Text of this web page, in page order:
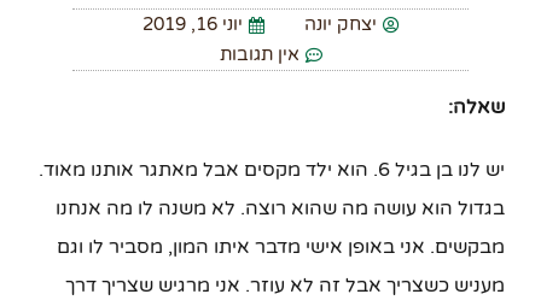
יצחק יונה
יוני 16, 2019
אין תגובות
שאלה:
יש לנו בן בגיל 6. הוא ילד מקסים אבל מאתגר אותנו מאוד.
בגדול הוא עושה מה שהוא רוצה. לא משנה לו מה אנחנו
מבקשים. אני באופן אישי מדבר איתו המון, מסביר לו וגם
מעניש כשצריך אבל זה לא עוזר. אני מרגיש שצריך דרך